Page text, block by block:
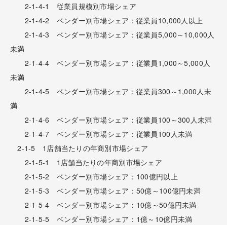
2-1-4-1 従業員規模別市場シェア
2-1-4-2 ベンダー別市場シェア：従業員10,000人以上
2-1-4-3 ベンダー別市場シェア：従業員5,000～10,000人
未満
2-1-4-4 ベンダー別市場シェア：従業員1,000～5,000人
未満
2-1-4-5 ベンダー別市場シェア：従業員300～1,000人未
満
2-1-4-6 ベンダー別市場シェア：従業員100～300人未満
2-1-4-7 ベンダー別市場シェア：従業員100人未満
2-1-5 1店舗当たりの年商別市場シェア
2-1-5-1 1店舗当たりの年商別市場シェア
2-1-5-2 ベンダー別市場シェア：100億円以上
2-1-5-3 ベンダー別市場シェア：50億～100億円未満
2-1-5-4 ベンダー別市場シェア：10億～50億円未満
2-1-5-5 ベンダー別市場シェア：1億～10億円未満